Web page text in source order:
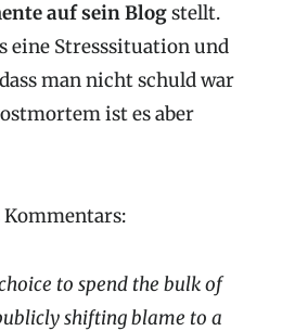
auf sein Blogstellt.
eine Stresssituation und
man nicht schuld war
ist es aber
to spend the bulk of
shifting blame to a